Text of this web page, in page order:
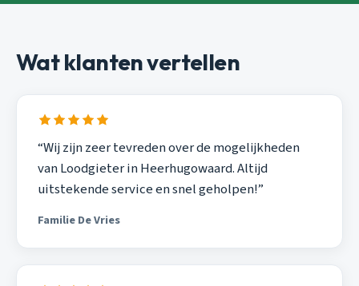
Wat klanten vertellen
“Wij zijn zeer tevreden over de mogelijkheden
van Loodgieter in Heerhugowaard. Altijd
uitstekende service en snel geholpen!”
Familie De Vries